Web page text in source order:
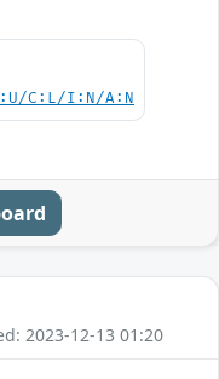
C:L/I:N/A:N
2023-12-13 01:20